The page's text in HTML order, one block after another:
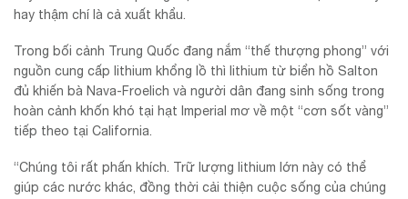
hay thậm chí là cả xuất khẩu.
Trong bối cảnh Trung Quốc đang nắm “thế thượng phong” với
nguồn cung cấp lithium khổng lồ thì lithium từ biển hồ Salton
đủ khiến bà Nava-Froelich và người dân đang sinh sống trong
hoàn cảnh khốn khó tại hạt Imperial mơ về một “cơn sốt vàng”
tiếp theo tại California.
“Chúng tôi rất phấn khích. Trữ lượng lithium lớn này có thể
giúp các nước khác, đồng thời cải thiện cuộc sống của chúng